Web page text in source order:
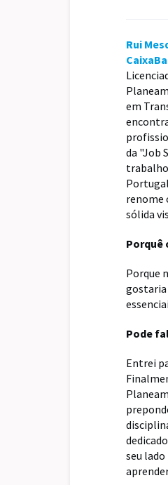
Rui
em
da "Job
renome
sólida
Porquê
Porque
gostaria
Pode
Entrei
seu